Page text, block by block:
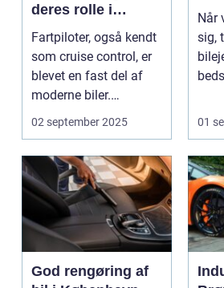
deres rolle i
sikkerhed
Fartpiloter, også kendt
som cruise control, er
blevet en fast del af
moderne biler.
Systemet g...
02 september 2025
Når
sig,
01
God rengøring af